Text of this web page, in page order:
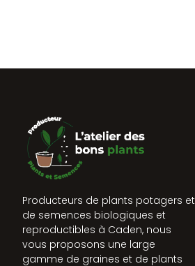
Producteurs de plants potagers et
de semences biologiques et
reproductibles à Caden, nous
vous proposons une large
gamme de graines et de plants